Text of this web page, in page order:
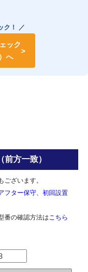
ク！ ／
ック
へ
方一致）
ざいます。
フター保守
初回設置
番の確認方法は こちら